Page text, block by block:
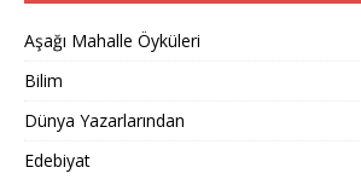
Aşağı Mahalle Öyküleri
Bilim
Dünya Yazarlarından
Edebiyat